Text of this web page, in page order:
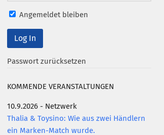
Angemeldet bleiben
Passwort zurücksetzen
KOMMENDE VERANSTALTUNGEN
10.9.2026 - Netzwerk
Thalia & Toysino: Wie aus zwei Händlern
ein Marken-Match wurde.